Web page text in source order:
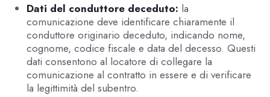
Dati del conduttore deceduto: la
comunicazione deve identificare chiaramente il
conduttore originario deceduto, indicando nome,
cognome, codice fiscale e data del decesso. Questi
dati consentono al locatore di collegare la
comunicazione al contratto in essere e di verificare
la legittimità del subentro.